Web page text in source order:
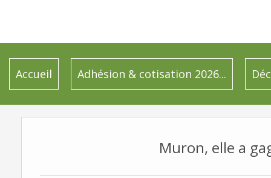
Accueil Adhésion & cotisation 2026...
Muron, elle a